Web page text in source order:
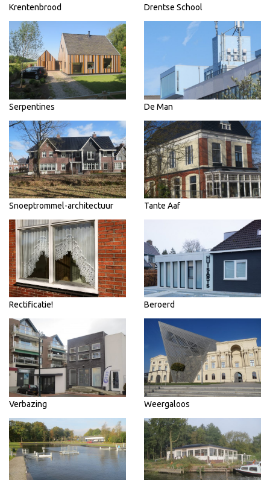
Krentenbrood Drentse School
Serpentines De Man
Snoeptrommel-architectuur Tante Aaf
Rectificatie! Beroerd
Verbazing Weergaloos